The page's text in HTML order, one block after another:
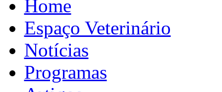
Home
Espaço Veterinário
Notícias
Programas